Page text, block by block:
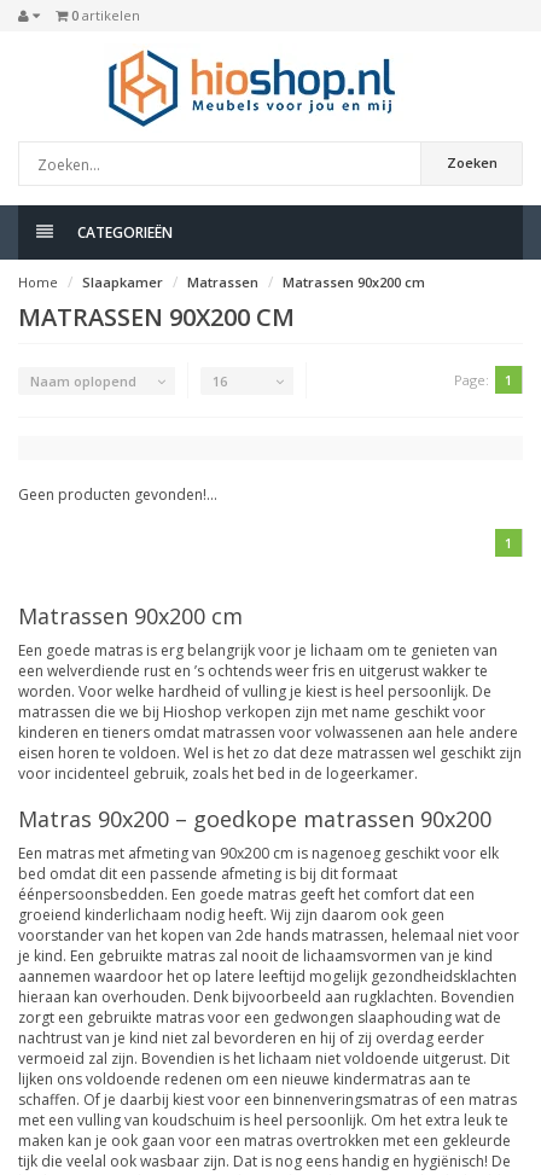
0 artikelen
Zoeken
CATEGORIEËN
Home Slaapkamer Matrassen Matrassen 90x200 cm
MATRASSEN 90X200 CM
Naam oplopend 16 Page: 1
Geen producten gevonden!...
1
Matrassen 90x200 cm
Een goede matras is erg belangrijk voor je lichaam om te genieten van
een welverdiende rust en ’s ochtends weer fris en uitgerust wakker te
worden. Voor welke hardheid of vulling je kiest is heel persoonlijk. De
matrassen die we bij Hioshop verkopen zijn met name geschikt voor
kinderen en tieners omdat matrassen voor volwassenen aan hele andere
eisen horen te voldoen. Wel is het zo dat deze matrassen wel geschikt zijn
voor incidenteel gebruik, zoals het bed in de logeerkamer.
Matras 90x200 – goedkope matrassen 90x200
Een matras met afmeting van 90x200 cm is nagenoeg geschikt voor elk
bed omdat dit een passende afmeting is bij dit formaat
éénpersoonsbedden. Een goede matras geeft het comfort dat een
groeiend kinderlichaam nodig heeft. Wij zijn daarom ook geen
voorstander van het kopen van 2de hands matrassen, helemaal niet voor
je kind. Een gebruikte matras zal nooit de lichaamsvormen van je kind
aannemen waardoor het op latere leeftijd mogelijk gezondheidsklachten
hieraan kan overhouden. Denk bijvoorbeeld aan rugklachten. Bovendien
zorgt een gebruikte matras voor een gedwongen slaaphouding wat de
nachtrust van je kind niet zal bevorderen en hij of zij overdag eerder
vermoeid zal zijn. Bovendien is het lichaam niet voldoende uitgerust. Dit
lijken ons voldoende redenen om een nieuwe kindermatras aan te
schaffen. Of je daarbij kiest voor een binnenveringsmatras of een matras
met een vulling van koudschuim is heel persoonlijk. Om het extra leuk te
maken kan je ook gaan voor een matras overtrokken met een gekleurde
tijk die veelal ook wasbaar zijn. Dat is nog eens handig en hygiënisch! De